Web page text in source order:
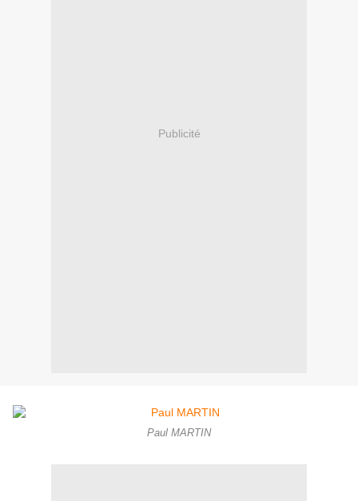
Publicité
Paul MARTIN